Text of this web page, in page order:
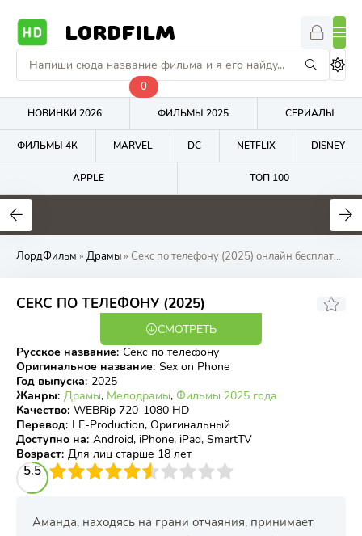
LORDFILM
НОВИНКИ 2026
0
ФИЛЬМЫ 2025 СЕРИАЛЫ
ФИЛЬМЫ 4К MARVEL DC NETFLIX DISNEY
APPLE ТОП 100
4.5
ЛордФильм » Драмы» Секс по телефону (2025) онлайн бесплатно на LordFilm
СЕКС ПО ТЕЛЕФОНУ (2025)
СМОТРЕТЬ
Русское название: Секс по телефону
Оригинальное название: Sex on Phone
Год выпуска: 2025
Жанры: Драмы, Мелодрамы, Фильмы 2025 года
Качество: WEBRip 720-1080 HD
Перевод: LE-Production, Оригинальный
Доступно на: Android, iPhone, iPad, SmartTV
Возраст: Для лиц старше 18 лет
5.5
4 5 6 7 8 9 10
Аманда, находясь на грани отчаяния, принимает